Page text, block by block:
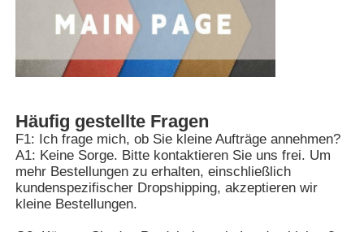
Häufig gestellte Fragen
F1: Ich frage mich, ob Sie kleine Aufträge annehmen?
A1: Keine Sorge. Bitte kontaktieren Sie uns frei. Um
mehr Bestellungen zu erhalten, einschließlich
kundenspezifischer Dropshipping, akzeptieren wir
kleine Bestellungen.